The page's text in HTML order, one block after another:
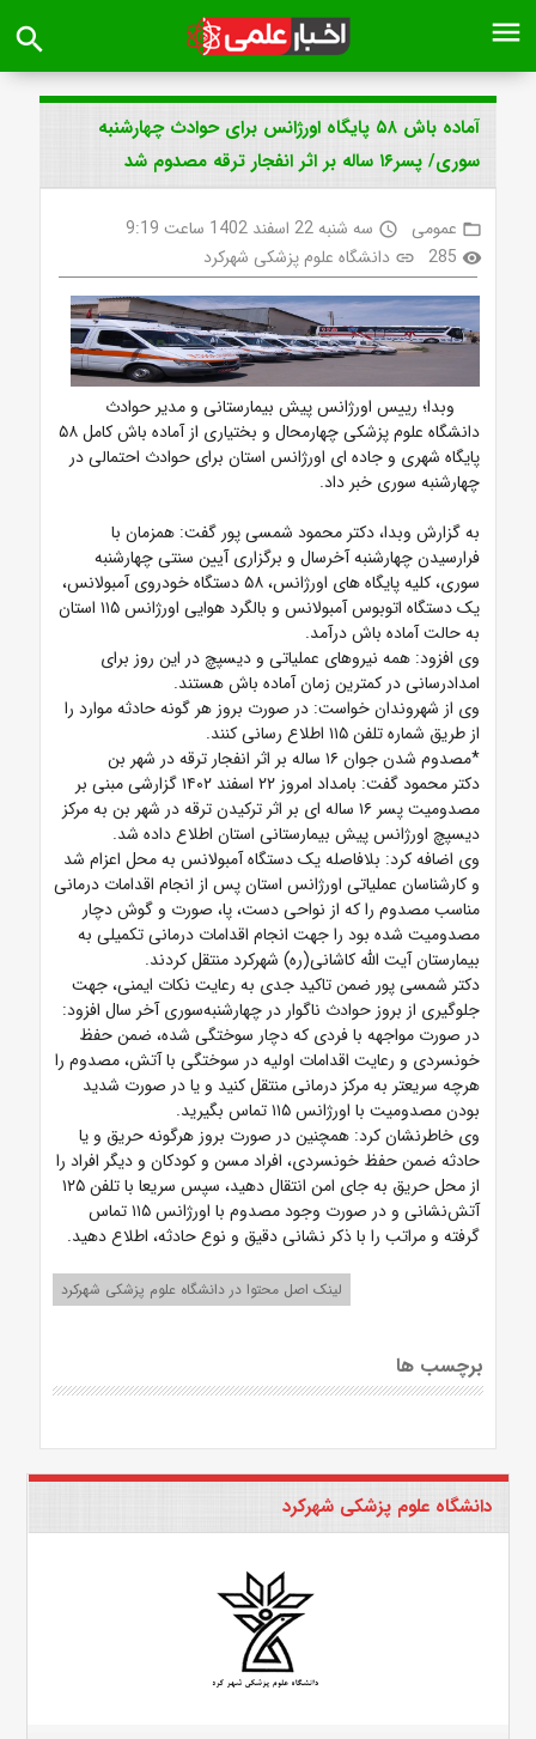
menu
search
آماده باش ۵۸ پایگاه اورژانس برای حوادث چهارشنبه
سوری/ پسر۱۶ ساله بر اثر انفجار ترقه مصدوم شد
folder_open عمومی access_time سه شنبه 22 اسفند 1402 ساعت 9:19
visibility
285
link دانشگاه علوم پزشکی شهرکرد
وبدا؛ رییس اورژانس پیش بیمارستانی و مدیر حوادث
دانشگاه علوم پزشکی چهارمحال و بختیاری از
آماده باش کامل ۵۸
پایگاه شهری و جاده ای اورژانس استان برای حوادث احتمالی در
چهارشنبه سوری خبر داد.
به گزارش وبدا، دکتر محمود شمسی پور گفت: همزمان با
فرارسیدن چهارشنبه آخرسال و برگزاری آیین سنتی چهارشنبه
سوری، کلیه پایگاه های اورژانس، ۵۸ دستگاه خودروی آمبولانس،
یک دستگاه اتوبوس آمبولانس و بالگرد هوایی اورژانس ۱۱۵ استان
به حالت آماده باش درآمد.
وی افزود: همه نیروهای عملیاتی و دیسپچ در این روز برای
امدادرسانی در کمترین زمان آماده باش هستند.
وی از شهروندان خواست: در صورت بروز هر گونه حادثه موارد را
از طریق شماره تلفن ۱۱۵ اطلاع رسانی کنند.
*مصدوم شدن جوان ۱۶ ساله بر اثر انفجار ترقه در شهر بن
دکتر محمود گفت: بامداد امروز ۲۲ اسفند ۱۴۰۲ گزارشی مبنی بر
مصدومیت پسر ۱۶ ساله ای بر اثر ترکیدن ترقه در شهر بن به مرکز
دیسپچ اورژانس پیش بیمارستانی استان اطلاع داده شد.
وی اضافه کرد: بلافاصله یک دستگاه آمبولانس به محل اعزام شد
و کارشناسان عملیاتی اورژانس استان پس از انجام اقدامات درمانی
مناسب مصدوم را که از نواحی دست، پا، صورت و گوش دچار
مصدومیت شده بود را جهت انجام اقدامات درمانی تکمیلی به
بیمارستان آیت الله کاشانی(ره) شهرکرد منتقل کردند.
دکتر شمسی پور ضمن تاکید جدی به رعایت نکات ایمنی، جهت
جلوگیری از بروز حوادث ناگوار در چهارشنبه‌سوری آخر سال افزود:
در صورت مواجهه با فردی که دچار سوختگی شده، ضمن حفظ
خونسردی و رعایت اقدامات اولیه در سوختگی با آتش، مصدوم را
هرچه سریعتر به مرکز درمانی منتقل کنید و یا در صورت شدید
بودن مصدومیت با اورژانس ۱۱۵ تماس بگیرید.
وی خاطرنشان کرد: همچنین در صورت بروز هرگونه حریق و یا
حادثه ضمن حفظ خونسردی، افراد مسن و کودکان و دیگر افراد را
از محل حریق به جای امن انتقال دهید، سپس سریعا با تلفن ۱۲۵
آتش‌نشانی و در صورت وجود مصدوم با اورژانس ۱۱۵ تماس
گرفته و مراتب را با ذکر نشانی دقیق و نوع حادثه، اطلاع دهید.
لینک اصل محتوا در دانشگاه علوم پزشکی شهرکرد
برچسب ها
دانشگاه علوم پزشکی شهرکرد